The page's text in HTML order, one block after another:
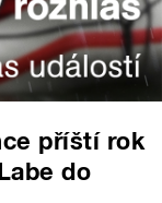
příští rok
do